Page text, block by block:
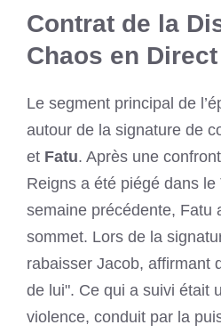
Contrat de la
Chaos en Direct
Le segment principal de
autour de la signature de
et Fatu. Après une
Reigns a été piégé dans
semaine précédente, Fatu
sommet. Lors de la
rabaisser Jacob, affirmant
de lui". Ce qui a suivi était
violence, conduit par la